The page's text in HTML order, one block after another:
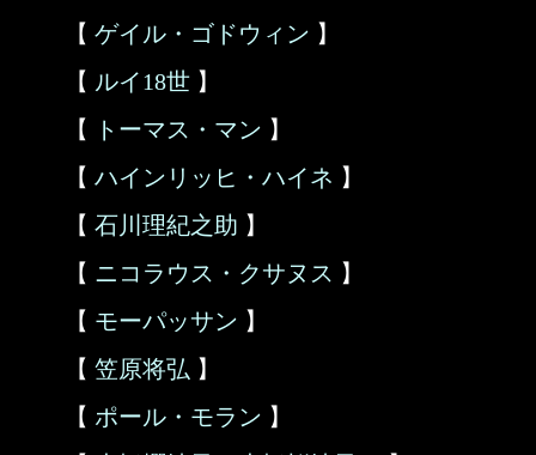
【 ゲイル・ゴドウィン 】
【 ルイ18世 】
【
トーマス・マン 】
【 ハインリッヒ・ハイネ 】
【 石川理紀之助 】
【 ニコラウス・クサヌス 】
【 モーパッサン 】
【 笠原将弘 】
【 ポール・モラン 】